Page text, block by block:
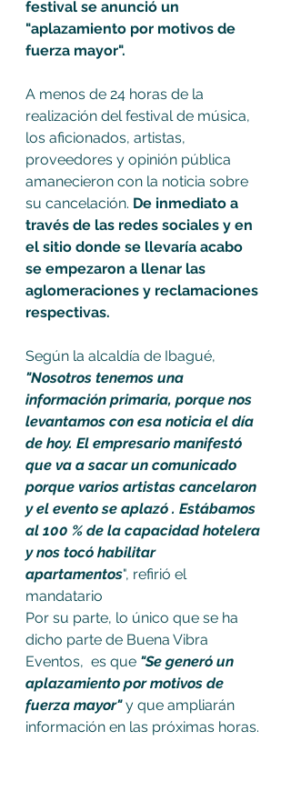
festival se anunció un
"aplazamiento por motivos de
fuerza mayor".
A menos de 24 horas de la
realización del festival de música,
los aficionados, artistas,
proveedores y opinión pública
amanecieron con la noticia sobre
su cancelación. De inmediato a
través de las redes sociales y en
el sitio donde se llevaría acabo
se empezaron a llenar las
aglomeraciones y reclamaciones
respectivas.
Según la alcaldía de Ibagué,
"Nosotros tenemos una
información primaria, porque nos
levantamos con esa noticia el día
de hoy. El empresario manifestó
que va a sacar un comunicado
porque varios artistas cancelaron
y el evento se aplazó . Estábamos
al 100 % de la capacidad hotelera
y nos tocó habilitar
apartamentos", refirió el
mandatario
Por su parte, lo único que se ha
dicho parte de Buena Vibra
Eventos,  es que "Se generó un
aplazamiento por motivos de
fuerza mayor" y que ampliarán
información en las próximas horas.